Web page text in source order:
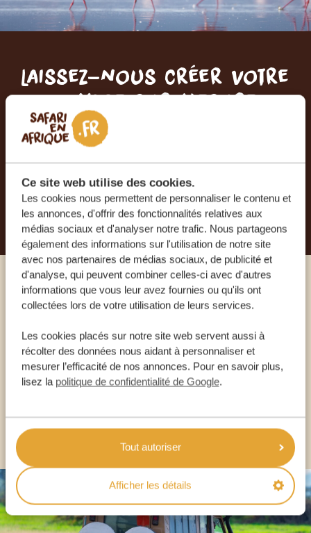
Ce site web utilise des cookies.
Les cookies nous permettent de personnaliser le contenu et
les annonces, d'offrir des fonctionnalités relatives aux
médias sociaux et d'analyser notre trafic. Nous partageons
également des informations sur l'utilisation de notre site
avec nos partenaires de médias sociaux, de publicité et
d'analyse, qui peuvent combiner celles-ci avec d'autres
informations que vous leur avez fournies ou qu'ils ont
collectées lors de votre utilisation de leurs services.
Les cookies placés sur notre site web servent aussi à
récolter des données nous aidant à personnaliser et
mesurer l’efficacité de nos annonces. Pour en savoir plus,
lisez la politique de confidentialité de Google.
Tout autoriser
Afficher les détails
Laissez-nous créer votre
voyage sur mesure
RECEVEZ UN DEVIS GRATUIT, SANS
PLANIFIEZ VOTRE AVENTURE
Appelez un expert
NOS SPÉCIALISTES SONT LÀ POUR VOUS
FR:+33 2 57 88 00 88
AUTRES PAYS